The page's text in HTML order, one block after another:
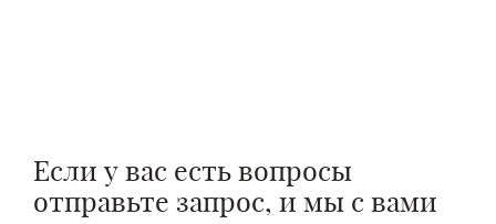
Если у вас есть вопросы
отправьте запрос, и мы с вами